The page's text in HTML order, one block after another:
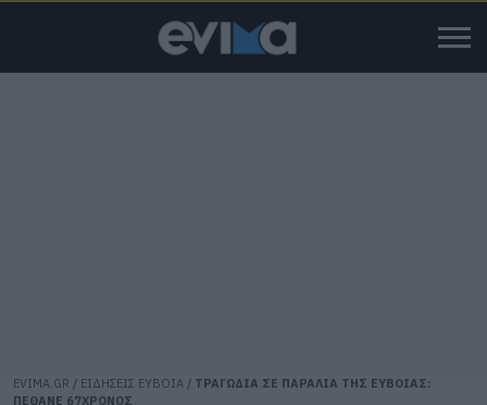
EVIMA.GR / ΕΙΔΗΣΕΙΣ ΕΥΒΟΙΑ / ΤΡΑΓΩΔΙΑ ΣΕ ΠΑΡΑΛΙΑ ΤΗΣ ΕΥΒΟΙΑΣ:
ΠΕΘΑΝΕ 67ΧΡΟΝΟΣ